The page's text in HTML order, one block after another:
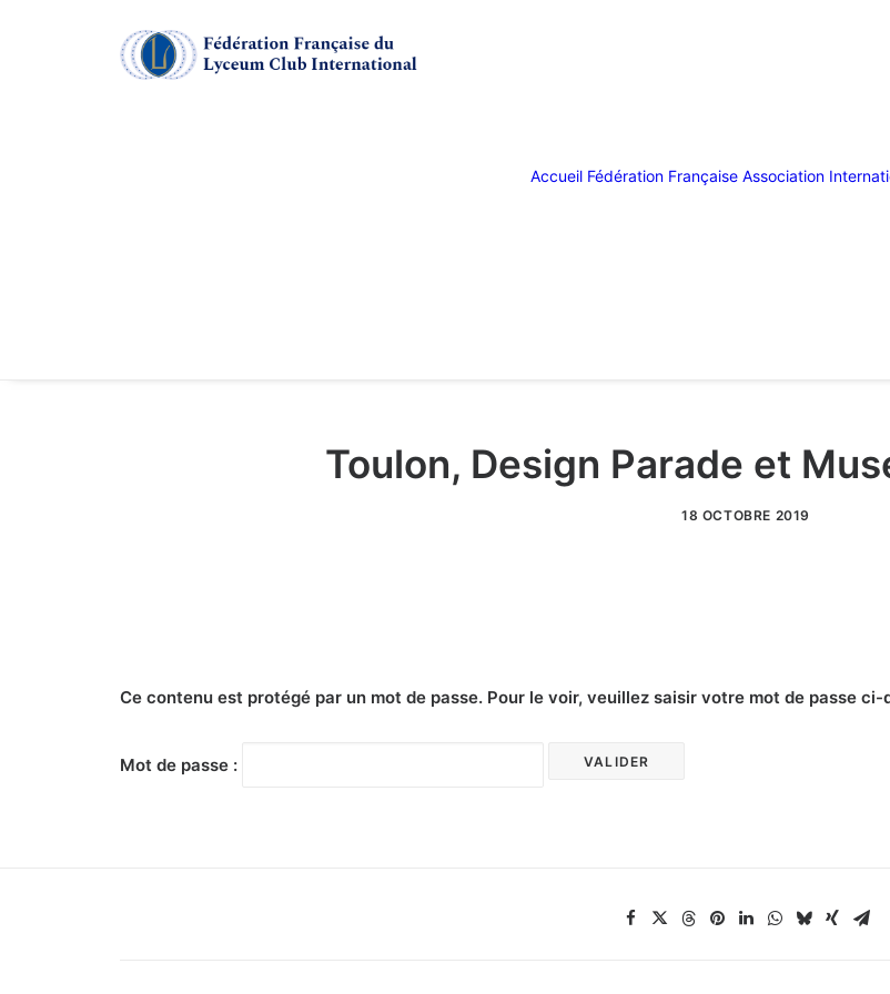
Accueil Fédération Française Association
Toulon, Design Parade et
18 OCTOBRE 2019
Ce contenu est protégé par un mot de passe. Pour le voir, veuillez saisir votre mot de passe ci-
Mot de passe :